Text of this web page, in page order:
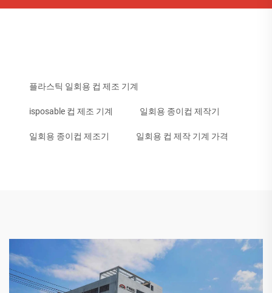
플라스틱 일회용 컵 제조 기계
isposable 컵 제조 기계 일회용 종이컵 제작기
일회용 종이컵 제조기 일회용 컵 제작 기계 가격